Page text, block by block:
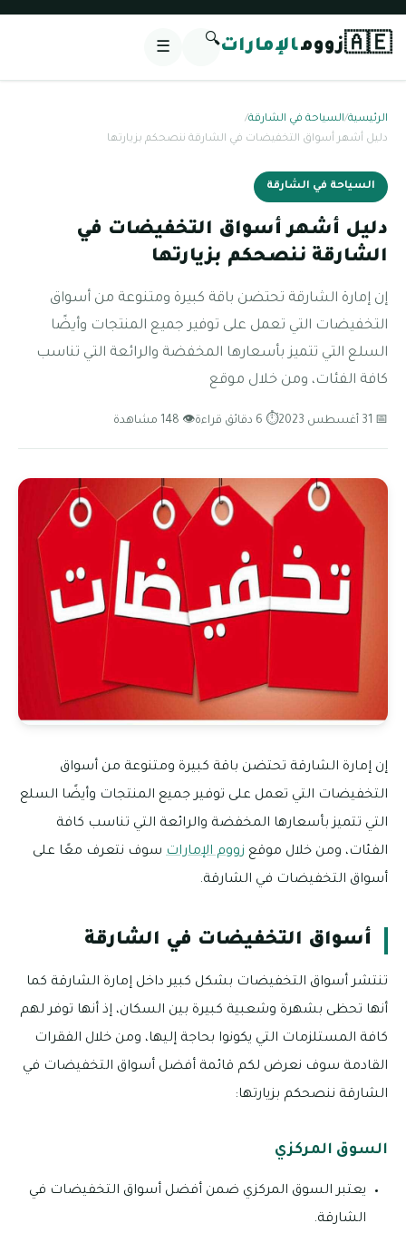
🇦🇪زوومالإمارات🔍
☰
الرئيسية/السياحة في الشارقة/
دليل أشهر أسواق التخفيضات في الشارقة ننصحكم بزيارتها
السياحة في الشارقة
دليل أشهر أسواق التخفيضات في
الشارقة ننصحكم بزيارتها
إن إمارة الشارقة تحتضن باقة كبيرة ومتنوعة من أسواق
التخفيضات التي تعمل على توفير جميع المنتجات وأيضًا
السلع التي تتميز بأسعارها المخفضة والرائعة التي تناسب
كافة الفئات، ومن خلال موقع
📅 31 أغسطس 2023 ⏱ 6 دقائق قراءة 👁 148 مشاهدة
إن إمارة الشارقة تحتضن باقة كبيرة ومتنوعة من أسواق
التخفيضات التي تعمل على توفير جميع المنتجات وأيضًا السلع
التي تتميز بأسعارها المخفضة والرائعة التي تناسب كافة
الفئات، ومن خلال موقع زووم الإمارات سوف نتعرف معًا على
أسواق التخفيضات في الشارقة.
أسواق التخفيضات في الشارقة
تنتشر أسواق التخفيضات بشكل كبير داخل إمارة الشارقة كما
أنها تحظى بشهرة وشعبية كبيرة بين السكان، إذ أنها توفر لهم
كافة المستلزمات التي يكونوا بحاجة إليها، ومن خلال الفقرات
القادمة سوف نعرض لكم قائمة أفضل أسواق التخفيضات في
الشارقة ننصحكم بزيارتها:
السوق المركزي
يعتبر السوق المركزي ضمن أفضل أسواق التخفيضات في
الشارقة.